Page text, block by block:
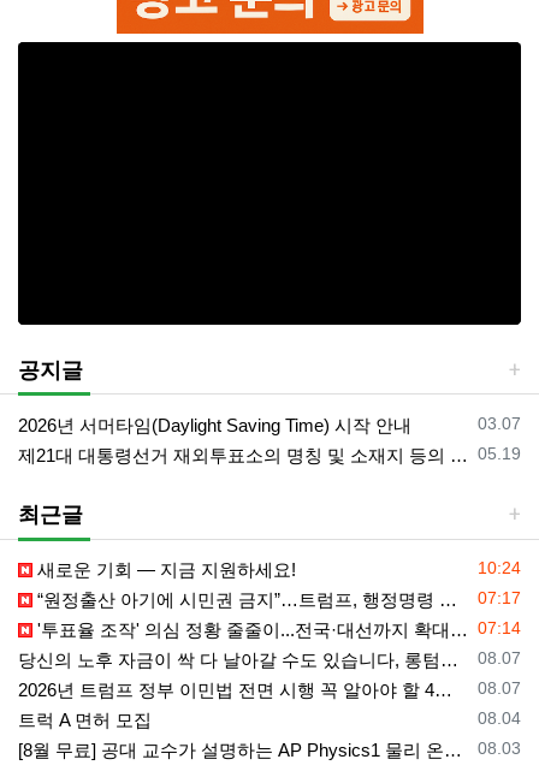
공지글
등록일
03.07
2026년 서머타임(Daylight Saving Time) 시작 안내
등록일
05.19
제21대 대통령선거 재외투표소의 명칭 및 소재지 등의 공고/올랜도 제외 투표소
최근글
등록일
10:24
새로운 기회 — 지금 지원하세요!
등록일
07:17
“원정출산 아기에 시민권 금지”…트럼프, 행정명령 서명
등록일
07:14
'투표율 조작' 의심 정황 줄줄이...전국·대선까지 확대되나
등록일
08.07
당신의 노후 자금이 싹 다 날아갈 수도 있습니다, 롱텀케어 준비 하기
등록일
08.07
2026년 트럼프 정부 이민법 전면 시행 꼭 알아야 할 4가지!!
등록일
08.04
트럭 A 면허 모집
등록일
08.03
[8월 무료] 공대 교수가 설명하는 AP Physics1 물리 온라인 강의